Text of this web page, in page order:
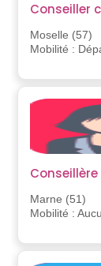
Conseiller
Moselle (57)
Mobilité :
Marne (51)
Mobilité :